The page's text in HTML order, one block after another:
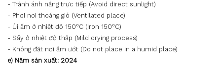
- Tránh ánh nắng trực tiếp (Avoid direct sunlight)
- Phơi nơi thoáng gió (Ventilated place)
- Ủi ấm ở nhiệt độ 150°C (Iron 150°C)
- Sấy ở nhiệt độ thấp (Mild drying process)
- Không đặt nơi ẩm ướt (Do not place in a humid place)
e) Năm sản xuất: 2024